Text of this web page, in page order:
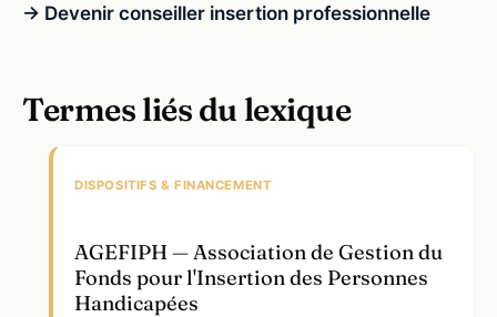
→ Devenir conseiller insertion professionnelle
Termes liés du lexique
DISPOSITIFS & FINANCEMENT
AGEFIPH — Association de Gestion du
Fonds pour l'Insertion des Personnes
Handicapées